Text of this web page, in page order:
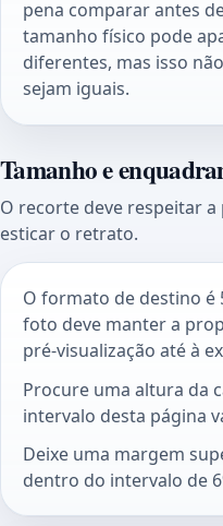
pena comparar antes
tamanho físico pode
diferentes, mas isso
sejam iguais.
Tamanho e
O recorte deve respeitar
esticar o retrato.
O formato de destino é
foto deve manter a
pré-visualização até à
Procure uma altura da
intervalo desta página
Deixe uma margem
dentro do intervalo de